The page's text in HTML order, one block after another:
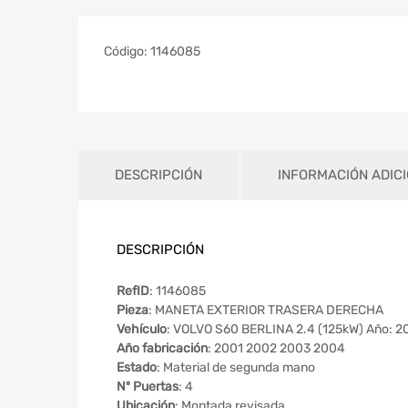
Código: 1146085
DESCRIPCIÓN INFORMACIÓN
DESCRIPCIÓN
RefID: 1146085
Pieza: MANETA EXTERIOR TRASERA DERECHA
Vehículo: VOLVO S60 BERLINA 2.4 (125kW) Año:
Año fabricación: 2001 2002 2003 2004
Estado: Material de segunda mano
Nº Puertas: 4